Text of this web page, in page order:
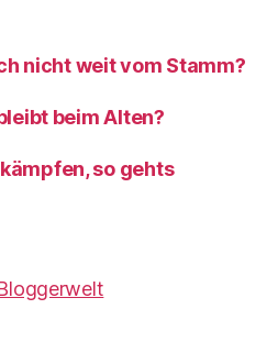
nicht weit vom Stamm?
beim Alten?
so gehts